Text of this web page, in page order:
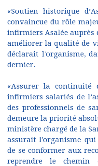
«Soutien historique
convaincue du rôle
infirmiers Asalée auprès
améliorer la qualité de
déclarait l'organisme,
dernier.
«Assurer la continuité
infirmiers salariés de
des professionnels de
demeure la priorité
ministère chargé de la
assurait l'organisme
de se conformer aux
reprendre le chemin